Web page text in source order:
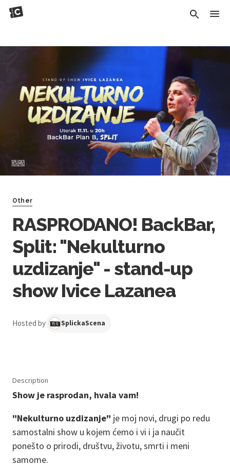
Other
RASPRODANO! BackBar,
Split: "Nekulturno
uzdizanje" - stand-up
show Ivice Lazanea
Hosted by SplickaScena
Description
Show je rasprodan, hvala vam!
"Nekulturno uzdizanje" je moj novi, drugi po redu
samostalni show u kojem ćemo i vi i ja naučit
ponešto o prirodi, društvu, životu, smrti i meni
samome.